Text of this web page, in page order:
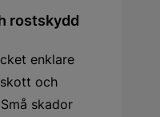
rostskydd
enklare
och
skador